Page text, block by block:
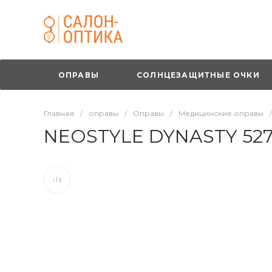
ОПРАВЫ СОЛНЦЕЗАЩИТНЫЕ ОЧКИ
Главная / оправы / Оправы / Медицинские оправы /
NEOSTYLE DYNASTY